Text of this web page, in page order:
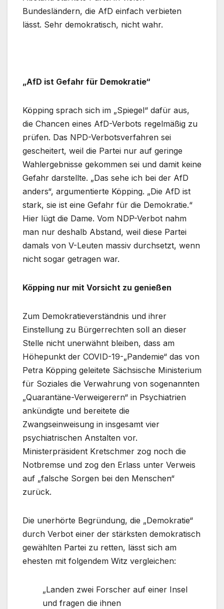
Bundesländern, die AfD einfach verbieten
lässt. Sehr demokratisch, nicht wahr.
„AfD ist Gefahr für Demokratie“
Köpping sprach sich im „Spiegel“ dafür aus,
die Chancen eines AfD-Verbots regelmäßig zu
prüfen. Das NPD-Verbotsverfahren sei
gescheitert, weil die Partei nur auf geringe
Wahlergebnisse gekommen sei und damit keine
Gefahr darstellte. „Das sehe ich bei der AfD
anders“, argumentierte Köpping. „Die AfD ist
stark, sie ist eine Gefahr für die Demokratie.“
Hier lügt die Dame. Vom NDP-Verbot nahm
man nur deshalb Abstand, weil diese Partei
damals von V-Leuten massiv durchsetzt, wenn
nicht sogar getragen war.
Köpping nur mit Vorsicht zu genießen
Zum Demokratieverständnis und ihrer
Einstellung zu Bürgerrechten soll an dieser
Stelle nicht unerwähnt bleiben, dass am
Höhepunkt der COVID-19-„Pandemie“ das von
Petra Köpping geleitete Sächsische Ministerium
für Soziales die Verwahrung von sogenannten
„Quarantäne-Verweigerern“ in Psychiatrien
ankündigte und bereitete die
Zwangseinweisung in insgesamt vier
psychiatrischen Anstalten vor.
Ministerpräsident Kretschmer zog noch die
Notbremse und zog den Erlass unter Verweis
auf „falsche Sorgen bei den Menschen“
zurück.
Die unerhörte Begründung, die „Demokratie“
durch Verbot einer der stärksten demokratisch
gewählten Partei zu retten, lässt sich am
ehesten mit folgendem Witz vergleichen:
„Landen zwei Forscher auf einer Insel
und fragen die ihnen